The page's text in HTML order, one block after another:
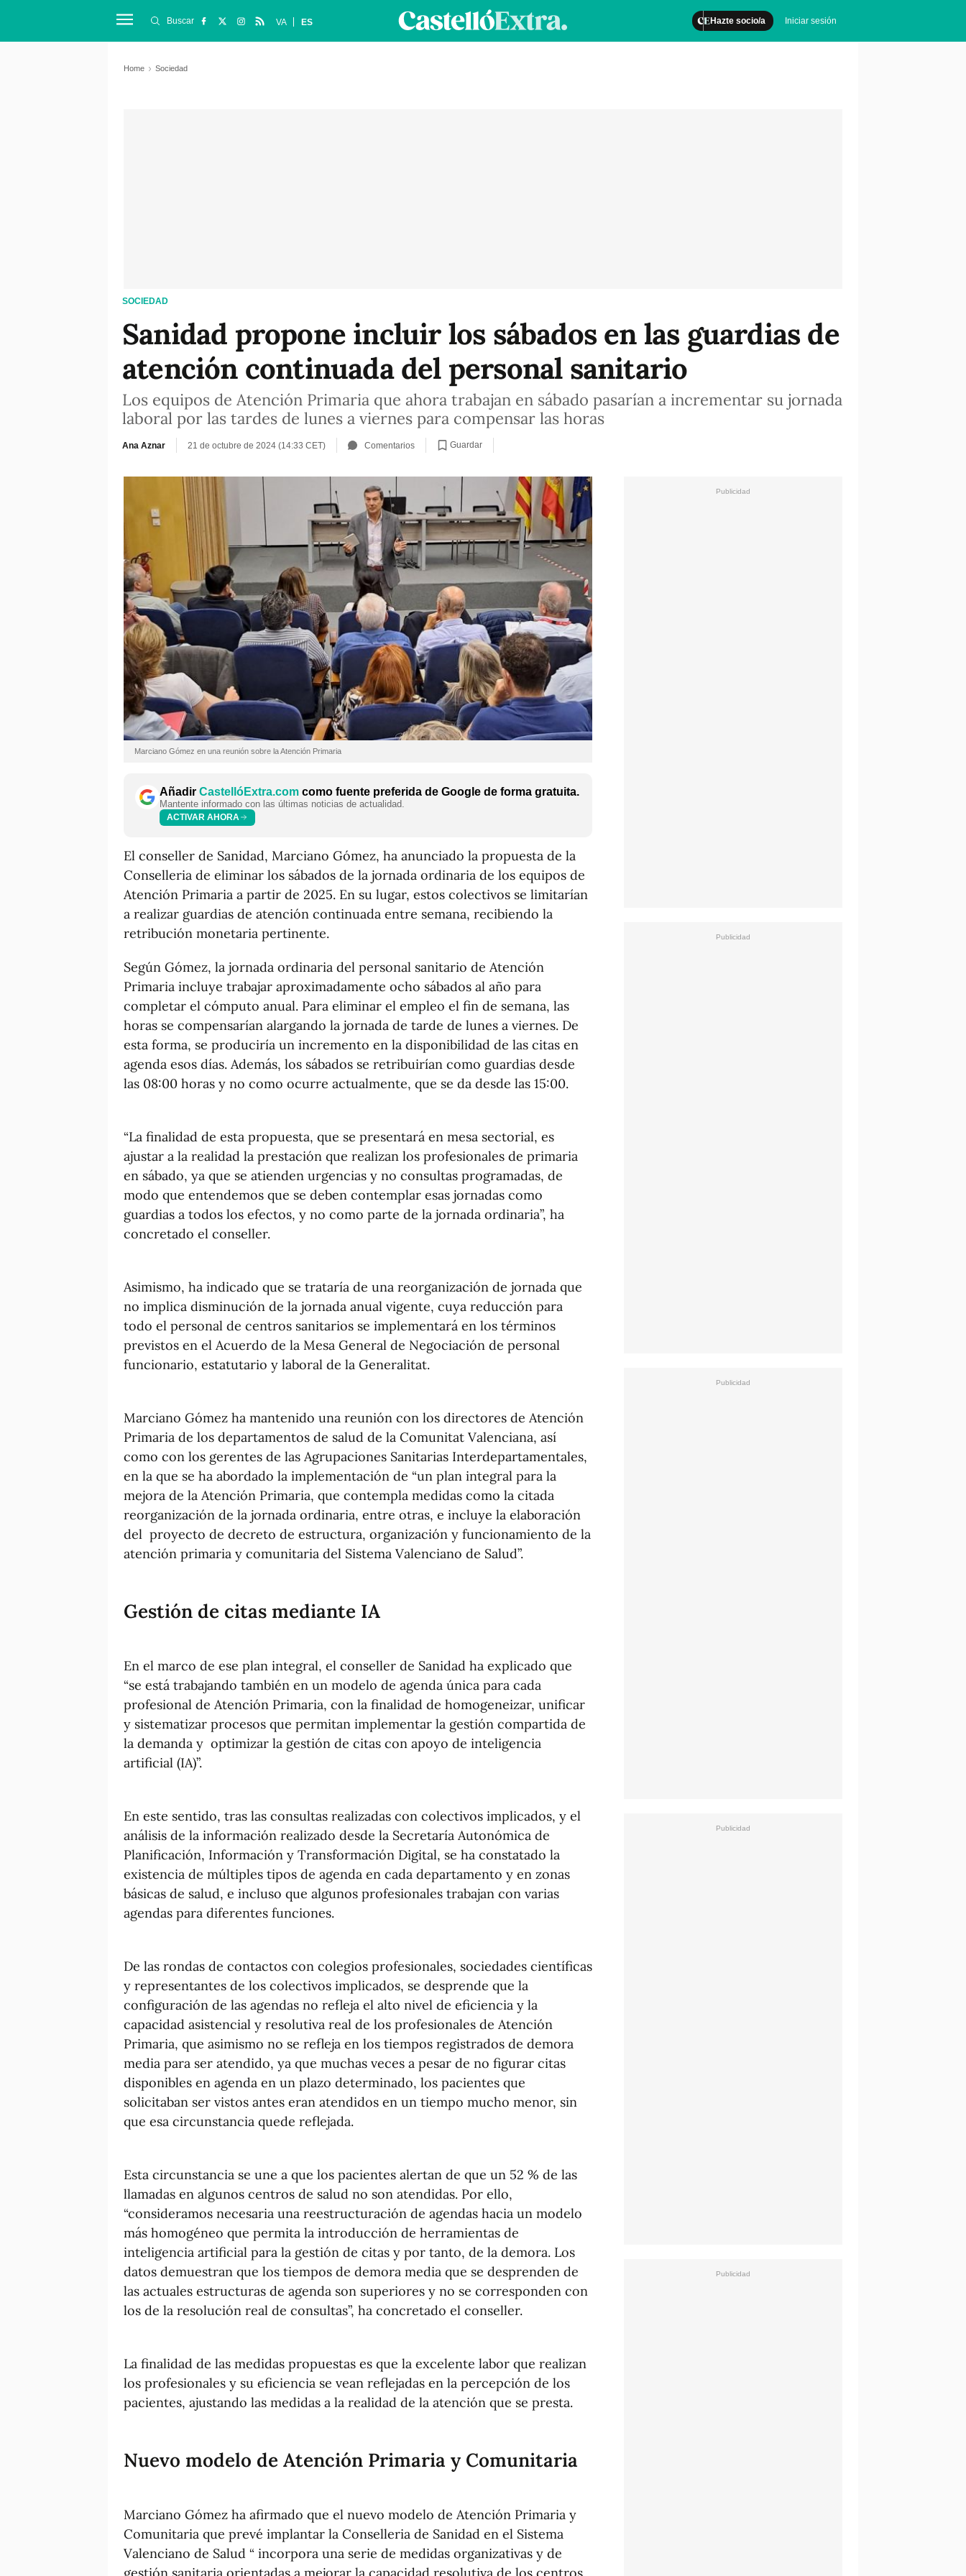
Hazte socio/a Iniciar sesión
Buscar VA ES
Home Sociedad
SOCIEDAD
Sanidad propone incluir los sábados en las guardias de
atención continuada del personal sanitario
Los equipos de Atención Primaria que ahora trabajan en sábado pasarían a incrementar su jornada
laboral por las tardes de lunes a viernes para compensar las horas
Ana Aznar 21 de octubre de 2024 (14:33 CET) Comentarios Guardar
Marciano Gómez en una reunión sobre la Atención Primaria
Añadir CastellóExtra.com como fuente preferida de Google de forma gratuita.
Mantente informado con las últimas noticias de actualidad.
ACTIVAR AHORA
El conseller de Sanidad, Marciano Gómez, ha anunciado la propuesta de la
Conselleria de eliminar los sábados de la jornada ordinaria de los equipos de
Atención Primaria a partir de 2025. En su lugar, estos colectivos se limitarían
a realizar guardias de atención continuada entre semana, recibiendo la
retribución monetaria pertinente.
Según Gómez, la jornada ordinaria del personal sanitario de Atención
Primaria incluye trabajar aproximadamente ocho sábados al año para
completar el cómputo anual. Para eliminar el empleo el fin de semana, las
horas se compensarían alargando la jornada de tarde de lunes a viernes. De
esta forma, se produciría un incremento en la disponibilidad de las citas en
agenda esos días. Además, los sábados se retribuirían como guardias desde
las 08:00 horas y no como ocurre actualmente, que se da desde las 15:00.
“La finalidad de esta propuesta, que se presentará en mesa sectorial, es
ajustar a la realidad la prestación que realizan los profesionales de primaria
en sábado, ya que se atienden urgencias y no consultas programadas, de
modo que entendemos que se deben contemplar esas jornadas como
guardias a todos los efectos, y no como parte de la jornada ordinaria”, ha
concretado el conseller.
Asimismo, ha indicado que se trataría de una reorganización de jornada que
no implica disminución de la jornada anual vigente, cuya reducción para
todo el personal de centros sanitarios se implementará en los términos
previstos en el Acuerdo de la Mesa General de Negociación de personal
funcionario, estatutario y laboral de la Generalitat.
Marciano Gómez ha mantenido una reunión con los directores de Atención
Primaria de los departamentos de salud de la Comunitat Valenciana, así
como con los gerentes de las Agrupaciones Sanitarias Interdepartamentales,
en la que se ha abordado la implementación de “un plan integral para la
mejora de la Atención Primaria, que contempla medidas como la citada
reorganización de la jornada ordinaria, entre otras, e incluye la elaboración
del proyecto de decreto de estructura, organización y funcionamiento de la
atención primaria y comunitaria del Sistema Valenciano de Salud”.
Gestión de citas mediante IA
En el marco de ese plan integral, el conseller de Sanidad ha explicado que
“se está trabajando también en un modelo de agenda única para cada
profesional de Atención Primaria, con la finalidad de homogeneizar, unificar
y sistematizar procesos que permitan implementar la gestión compartida de
la demanda y optimizar la gestión de citas con apoyo de inteligencia
artificial (IA)”.
En este sentido, tras las consultas realizadas con colectivos implicados, y el
análisis de la información realizado desde la Secretaría Autonómica de
Planificación, Información y Transformación Digital, se ha constatado la
existencia de múltiples tipos de agenda en cada departamento y en zonas
básicas de salud, e incluso que algunos profesionales trabajan con varias
agendas para diferentes funciones.
De las rondas de contactos con colegios profesionales, sociedades científicas
y representantes de los colectivos implicados, se desprende que la
configuración de las agendas no refleja el alto nivel de eficiencia y la
capacidad asistencial y resolutiva real de los profesionales de Atención
Primaria, que asimismo no se refleja en los tiempos registrados de demora
media para ser atendido, ya que muchas veces a pesar de no figurar citas
disponibles en agenda en un plazo determinado, los pacientes que
solicitaban ser vistos antes eran atendidos en un tiempo mucho menor, sin
que esa circunstancia quede reflejada.
Esta circunstancia se une a que los pacientes alertan de que un 52 % de las
llamadas en algunos centros de salud no son atendidas. Por ello,
“consideramos necesaria una reestructuración de agendas hacia un modelo
más homogéneo que permita la introducción de herramientas de
inteligencia artificial para la gestión de citas y por tanto, de la demora. Los
datos demuestran que los tiempos de demora media que se desprenden de
las actuales estructuras de agenda son superiores y no se corresponden con
los de la resolución real de consultas”, ha concretado el conseller.
La finalidad de las medidas propuestas es que la excelente labor que realizan
los profesionales y su eficiencia se vean reflejadas en la percepción de los
pacientes, ajustando las medidas a la realidad de la atención que se presta.
Nuevo modelo de Atención Primaria y Comunitaria
Marciano Gómez ha afirmado que el nuevo modelo de Atención Primaria y
Comunitaria que prevé implantar la Conselleria de Sanidad en el Sistema
Valenciano de Salud “ incorpora una serie de medidas organizativas y de
gestión sanitaria orientadas a mejorar la capacidad resolutiva de los centros